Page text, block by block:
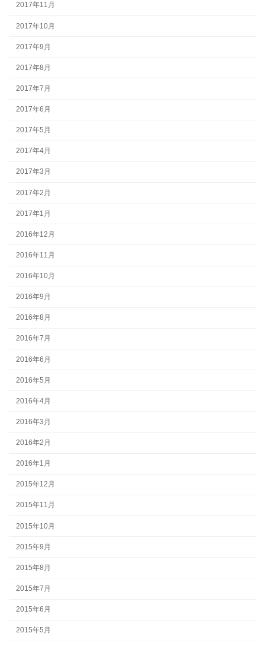
2017年11月
2017年10月
2017年9月
2017年8月
2017年7月
2017年6月
2017年5月
2017年4月
2017年3月
2017年2月
2017年1月
2016年12月
2016年11月
2016年10月
2016年9月
2016年8月
2016年7月
2016年6月
2016年5月
2016年4月
2016年3月
2016年2月
2016年1月
2015年12月
2015年11月
2015年10月
2015年9月
2015年8月
2015年7月
2015年6月
2015年5月